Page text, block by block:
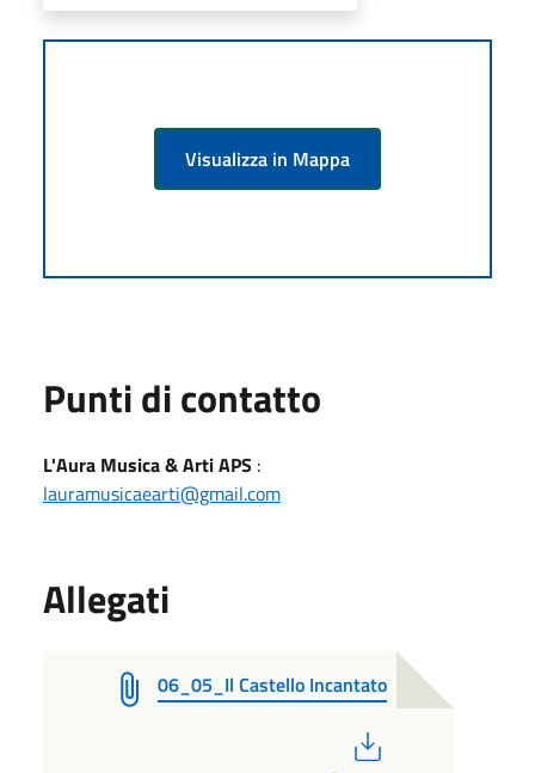
Visualizza in Mappa
Punti di contatto
L'Aura Musica & Arti APS :
lauramusicaearti@gmail.com
Allegati
06_05_Il Castello Incantato